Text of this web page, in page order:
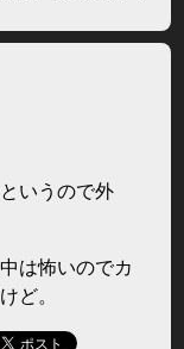
いうので外
は怖いのでカ
ど。